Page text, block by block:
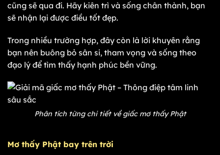
cũng sẽ qua đi. Hãy kiên trì và sống chân thành, bạn
sẽ nhận lại được điều tốt đẹp.
Trong nhiều trường hợp, đây còn là lời khuyên rằng
bạn nên buông bỏ sân si, tham vọng và sống theo
đạo lý để tìm thấy hạnh phúc bền vững.
Phân tích từng chi tiết về giấc mơ thấy Phật
Mơ thấy Phật bay trên trời